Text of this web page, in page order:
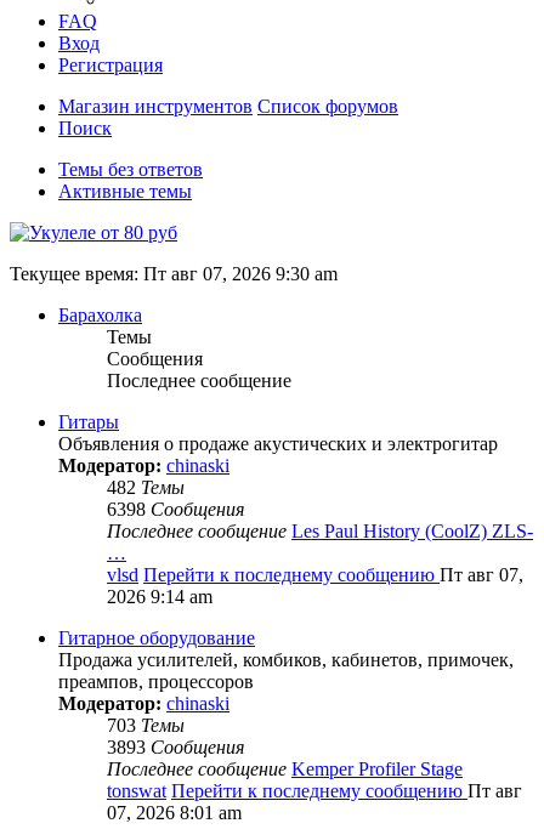
FAQ
Вход
Регистрация
Магазин инструментов Список форумов
Поиск
Темы без ответов
Активные темы
Текущее время: Пт авг 07, 2026 9:30 am
Барахолка
Темы
Сообщения
Последнее сообщение
Гитары
Объявления о продаже акустических и электрогитар
Модератор: chinaski
482 Темы
6398 Сообщения
Последнее сообщение Les Paul History (CoolZ) ZLS-
…
vlsd Перейти к последнему сообщению Пт авг 07,
2026 9:14 am
Гитарное оборудование
Продажа усилителей, комбиков, кабинетов, примочек,
преампов, процессоров
Модератор: chinaski
703 Темы
3893 Сообщения
Последнее сообщение Kemper Profiler Stage
tonswat Перейти к последнему сообщению Пт авг
07, 2026 8:01 am